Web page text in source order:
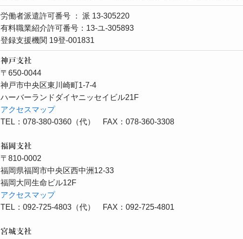
労働者派遣許可番号 ： 派 13-305220
有料職業紹介許可番号：13-ユ-305893
登録支援機関 19登-001831
神戸支社
〒650-0044
神戸市中央区東川崎町1-7-4
ハーバーランドダイヤニッセイビル21F
アクセスマップ
TEL：078-380-0360（代） FAX：078-360-3308
福岡支社
〒810-0002
福岡県福岡市中央区西中洲12-33
福岡大同生命ビル12F
アクセスマップ
TEL：092-725-4803（代） FAX：092-725-4801
宮城支社